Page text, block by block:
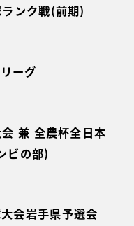
ンク戦(前期)
ーグ
兼 全農杯全日本
ビの部)
会岩手県予選会